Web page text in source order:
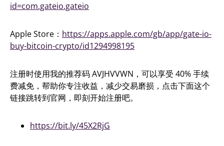
id=com.gateio.gateio
Apple Store： https://apps.apple.com/gb/app/gate-io-
buy-bitcoin-crypto/id1294998195
注册时使用我的推荐码 AVJHVVWN，可以享受 40% 手续
费减免，帮助你专注收益，减少交易磨损，点击下面这个
链接跳转到官网，即刻开始注册吧。
https://bit.ly/45X2RjG